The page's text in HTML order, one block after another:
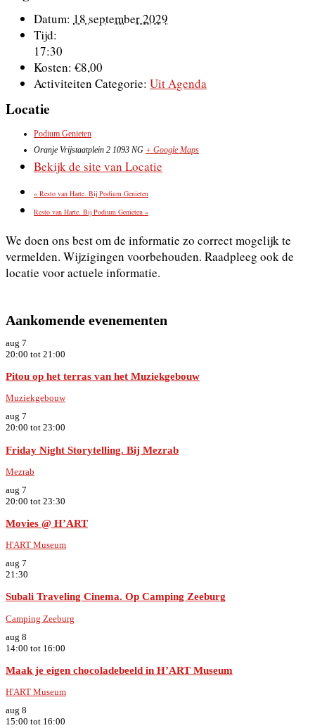
Datum: 18 september 2029
Tijd:
17:30
Kosten: €8,00
Activiteiten Categorie: Uit Agenda
Locatie
Podium Genieten
Oranje Vrijstaatplein 2 1093 NG + Google Maps
Bekijk de site van Locatie
« Resto van Harte. Bij Podium Genieten
Resto van Harte. Bij Podium Genieten »
We doen ons best om de informatie zo correct mogelijk te
vermelden. Wijzigingen voorbehouden. Raadpleeg ook de
locatie voor actuele informatie.
Aankomende evenementen
aug 7
20:00 tot 21:00
Pitou op het terras van het Muziekgebouw
Muziekgebouw
aug 7
20:00 tot 23:00
Friday Night Storytelling. Bij Mezrab
Mezrab
aug 7
20:00 tot 23:30
Movies @ H’ART
H'ART Museum
aug 7
21:30
Subali Traveling Cinema. Op Camping Zeeburg
Camping Zeeburg
aug 8
14:00 tot 16:00
Maak je eigen chocoladebeeld in H’ART Museum
H'ART Museum
aug 8
15:00 tot 16:00